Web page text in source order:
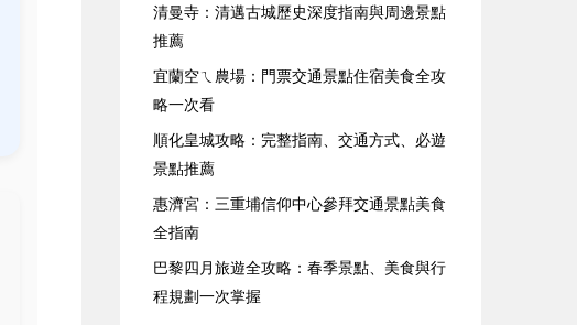
清曼寺：清邁古城歷史深度指南與周邊景點
推薦
宜蘭空ㄟ農場：門票交通景點住宿美食全攻
略一次看
順化皇城攻略：完整指南、交通方式、必遊
景點推薦
惠濟宮：三重埔信仰中心參拜交通景點美食
全指南
巴黎四月旅遊全攻略：春季景點、美食與行
程規劃一次掌握